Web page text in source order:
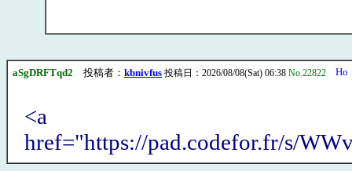
aSgDRFTqd2 投稿者： kbnivfus 投稿日：2026/08/08(Sat) 06:38 No.22822
<a
href="https://pad.codefor.fr/s/